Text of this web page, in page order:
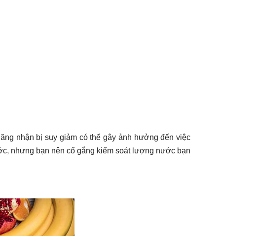
nhận bị suy giảm có thể gây ảnh hưởng đến việc
nhưng bạn nên cố gắng kiểm soát lượng nước bạn